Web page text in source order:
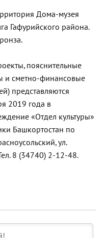
Дома-музея
Гафурийского района.
пояснительные
и сметно-финансовые
представляются
2019 года в
«Отдел культуры»
Башкортостан по
ул.
8 (34740) 2-12-48.